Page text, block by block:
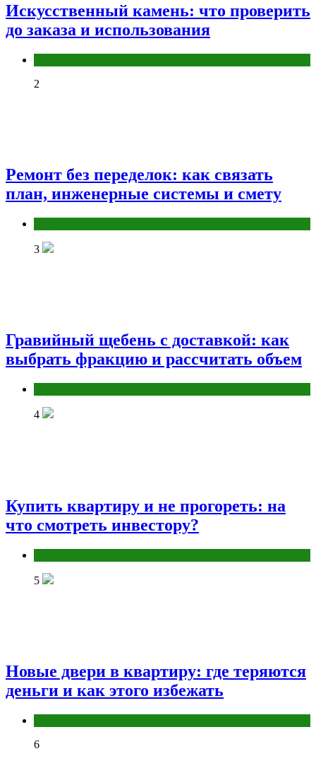
Искусственный камень: что проверить
до заказа и использования
2
Ремонт без переделок: как связать
план, инженерные системы и смету
3
Гравийный щебень с доставкой: как
выбрать фракцию и рассчитать объем
4
Купить квартиру и не прогореть: на
что смотреть инвестору?
5
Новые двери в квартиру: где теряются
деньги и как этого избежать
6